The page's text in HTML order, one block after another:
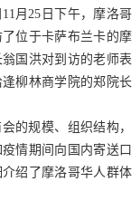
月25日下午，摩洛哥
位于卡萨布兰卡的摩
国洪对到访的老师表
柳林商学院的郑院长
的规模、组织结构，
情期间向国内寄送口
绍了摩洛哥华人群体